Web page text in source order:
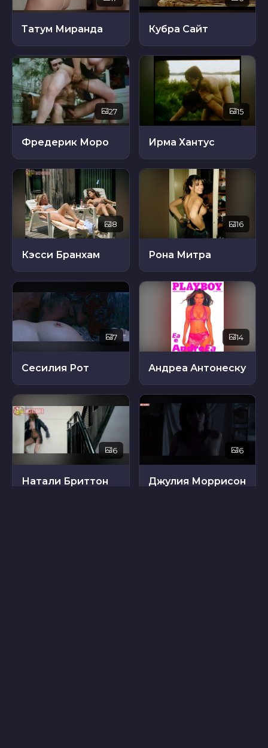
Татум Миранда Кубра Сайт
27
Фредерик Моро
15
Ирма Хантус
8
Кэсси Бранхам
16
Рона Митра
7
Сесилия Рот
14
Андреа Антонеску
6
Натали Бриттон
6
Джулия Моррисон